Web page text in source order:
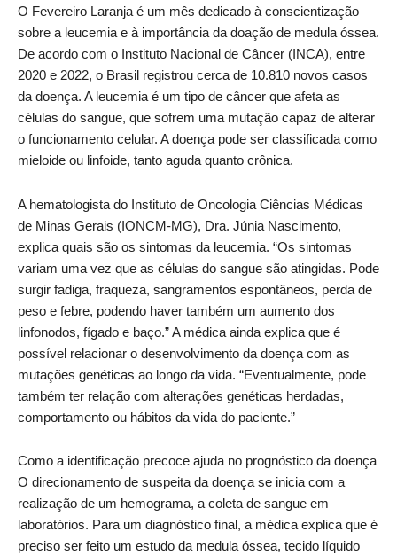
O Fevereiro Laranja é um mês dedicado à conscientização
sobre a leucemia e à importância da doação de medula óssea.
De acordo com o Instituto Nacional de Câncer (INCA), entre
2020 e 2022, o Brasil registrou cerca de 10.810 novos casos
da doença. A leucemia é um tipo de câncer que afeta as
células do sangue, que sofrem uma mutação capaz de alterar
o funcionamento celular. A doença pode ser classificada como
mieloide ou linfoide, tanto aguda quanto crônica.
A hematologista do Instituto de Oncologia Ciências Médicas
de Minas Gerais (IONCM-MG), Dra. Júnia Nascimento,
explica quais são os sintomas da leucemia. “Os sintomas
variam uma vez que as células do sangue são atingidas. Pode
surgir fadiga, fraqueza, sangramentos espontâneos, perda de
peso e febre, podendo haver também um aumento dos
linfonodos, fígado e baço.” A médica ainda explica que é
possível relacionar o desenvolvimento da doença com as
mutações genéticas ao longo da vida. “Eventualmente, pode
também ter relação com alterações genéticas herdadas,
comportamento ou hábitos da vida do paciente.”
Como a identificação precoce ajuda no prognóstico da doença
O direcionamento de suspeita da doença se inicia com a
realização de um hemograma, a coleta de sangue em
laboratórios. Para um diagnóstico final, a médica explica que é
preciso ser feito um estudo da medula óssea, tecido líquido